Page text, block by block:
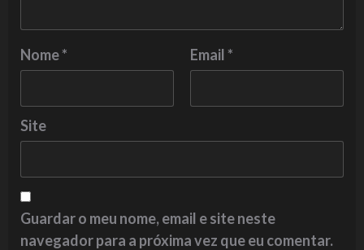
Nome* Email*
Site
Guardar o meu nome, email e site neste
navegador para a próxima vez que eu comentar.